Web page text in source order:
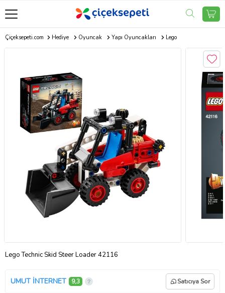
Çiçeksepeti.com Hediye Oyuncak Yapı Oyuncakları Lego
Lego Technic Skid Steer Loader 42116
UMUT İNTERNET 9,3 Satıcıya Sor